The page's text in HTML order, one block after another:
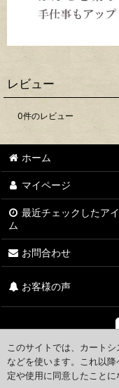
レビュー
0件のレビュー
ホーム
マイページ
最近チェックしたア
ム
お問合わせ
お客様の声
Powered byお
このサイトでは、カート
などを使います。これ以
定や使用に同意したこと